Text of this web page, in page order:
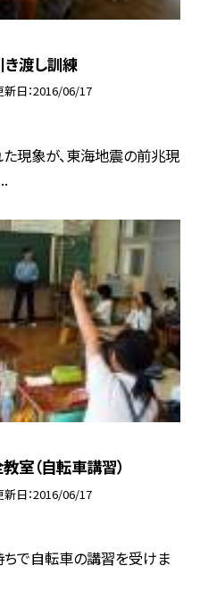
き渡し訓練
新日 2016/06/17
現象が、東海地震の前兆現
室（自転車講習）
新日 2016/06/17
ちで自転車の講習を受けま